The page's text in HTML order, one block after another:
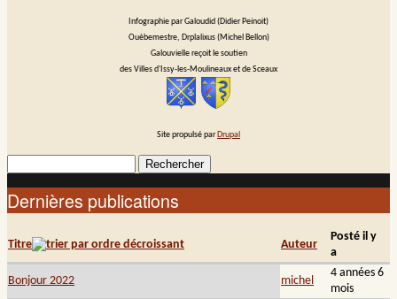
Infographie par Galoudid (Didier Peinoit)
Ouèbemestre, Drplalixus (Michel Bellon)
Galouvielle reçoit le soutien
des Villes d'Issy-les-Moulineaux et de Sceaux
Site propulsé parDrupal
Formulaire de recherche
Dernières publications
Titre Auteur
Posté il y
a
Bonjour 2022 michel
4 années 6
mois